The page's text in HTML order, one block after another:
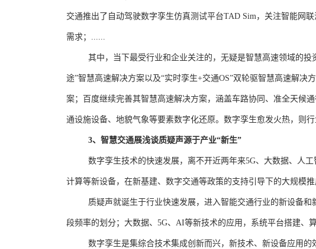
交通推出了自动驾驶数字孪生仿真测试平台TAD Sim，关注智能网
需求； ......
其中，当下最受行业和企业关注的，无疑是智慧高速领域的
途”智慧高速解决方案以及“实时孪生+交通OS”双轮驱智慧高速解决
案；百度继续完善其智慧高速解决方案，涵盖车路协同、准全天候
通设施设备、地貌气象等要素数字化还原。数字孪生愈发火热，则行
3、智慧交通展浅谈质疑声源于产业“新生”
数字孪生技术的快速发展，离不开近两年来5G、大数据、人
计算等新设备，在新基建、数字交通等政策的支持引导下的大规模推
质疑声就诞生于行业快速发展，进入智能交通行业的新设备
段频率的划分；大数据、 5G、 AI等新技术的应用，系统平台搭建、
数字孪生是集综合技术集成创新而兴，新技术、新设备应用